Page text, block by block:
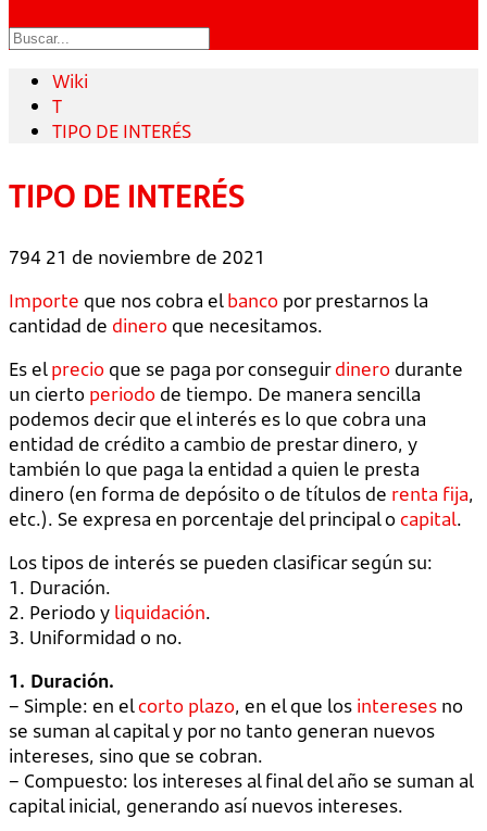
Wiki
T
TIPO DE INTERÉS
TIPO DE INTERÉS
794 21 de noviembre de 2021
Importe que nos cobra elbanco por prestarnos la
cantidad de dinero que necesitamos.
Es elprecio que se paga por conseguirdinero durante
un cierto periodo de tiempo. De manera sencilla
podemos decir que el interés es lo que cobra una
entidad de crédito a cambio de prestar dinero, y
también lo que paga la entidad a quien le presta
dinero (en forma de depósito o de títulos de renta fija,
etc.). Se expresa en porcentaje del principal ocapital.
Los tipos de interés se pueden clasificar según su:
1. Duración.
2. Periodo y liquidación.
3. Uniformidad o no.
1. Duración.
– Simple: en elcorto plazo, en el que los intereses no
se suman al capital y por no tanto generan nuevos
intereses, sino que se cobran.
– Compuesto: los intereses al final del año se suman al
capital inicial, generando así nuevos intereses.